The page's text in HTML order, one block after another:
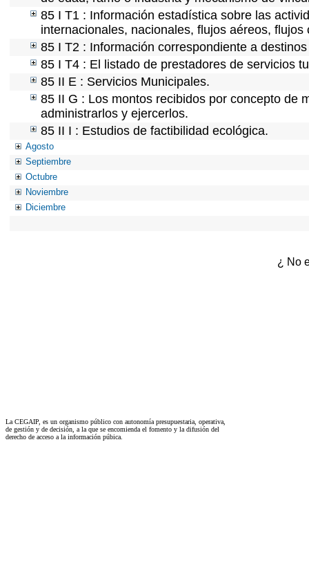
85 I T1 : Información estadística sobre las
internacionales, nacionales, flujos aéreos, flujos
85 I T2 : Información correspondiente a
85 I T4 : El listado de prestadores de servicios
85 II E : Servicios Municipales.
85 II G : Los montos recibidos por concepto de
administrarlos y ejercerlos.
85 II I : Estudios de factibilidad ecológica.
Agosto
Septiembre
Octubre
Noviembre
Diciembre
¿ No
La CEGAIP, es un organismo público con autonomía presupuestaria, operativa,
de gestión y de decisión, a la que se encomienda el fomento y la difusión del
derecho de acceso a la información púbica.